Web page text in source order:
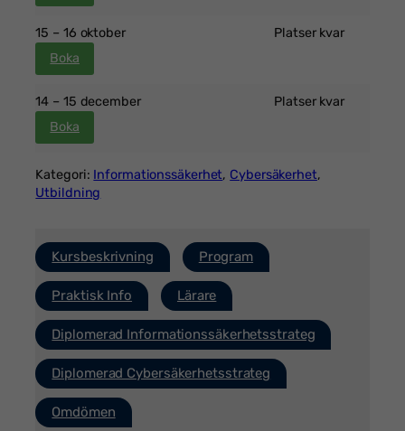
15 – 16 oktober
Platser kvar
Boka
14 – 15 december
Platser kvar
Boka
Kategori: Informationssäkerhet, Cybersäkerhet
Utbildning
Kursbeskrivning Program
Praktisk Info Lärare
Diplomerad Informationssäkerhetsstrateg
Diplomerad Cybersäkerhetsstrateg
Omdömen